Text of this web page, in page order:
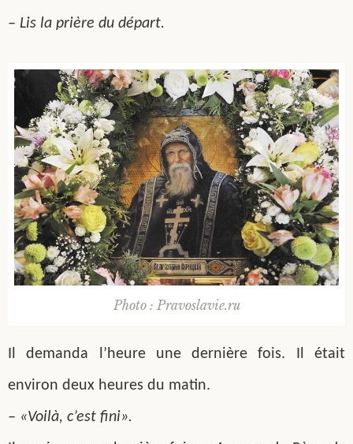
– Lis la prière du départ.
Photo : Pravoslavie.ru
Il demanda l’heure une dernière fois. Il était
environ deux heures du matin.
– «Voilà, c’est fini».